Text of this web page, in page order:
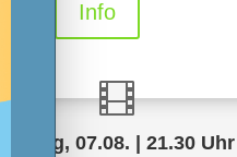
Info
Freitag, 07.08. | 21.30 Uhr